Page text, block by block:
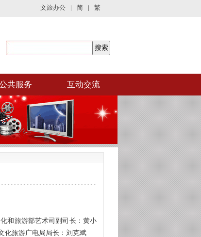
文旅办公 | 简 | 繁
共服务 互动交流
和旅游部艺术司副司长：黄小
化旅游广电局局长：刘克斌